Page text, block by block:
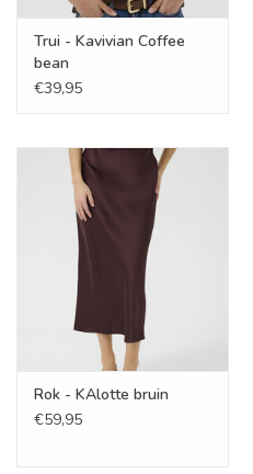
Trui - Kavivian Coffee
bean
€39,95
Rok - KAlotte bruin
€59,95